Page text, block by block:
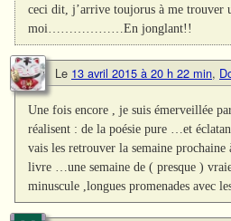
ceci dit, j’arrive toujorus à me trouver
moi………………En jonglant!!
Le 13 avril 2015 à 20 h 22 min,
Une fois encore , je suis émerveillée
réalisent : de la poésie pure …et
vais les retrouver la semaine
livre …une semaine de ( presque )
minuscule ,longues promenades avec